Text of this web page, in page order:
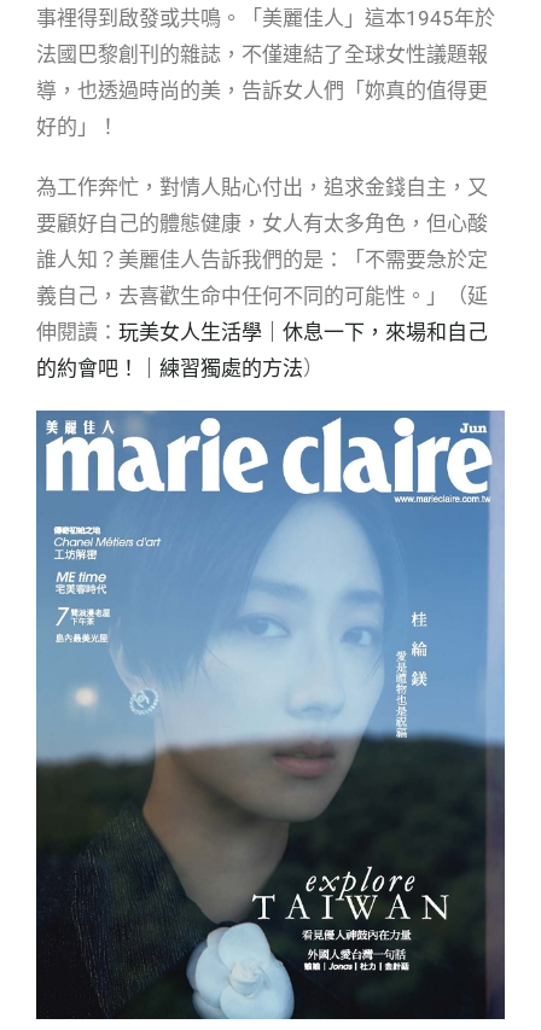
事裡得到啟發或共鳴。「美麗佳人」這本1945年於
法國巴黎創刊的雜誌，不僅連結了全球女性議題報
導，也透過時尚的美，告訴女人們「妳真的值得更
好的」！
為工作奔忙，對情人貼心付出，追求金錢自主，又
要顧好自己的體態健康，女人有太多角色，但心酸
誰人知？美麗佳人告訴我們的是：「不需要急於定
義自己，去喜歡生命中任何不同的可能性。」（延
伸閱讀： 玩美女人生活學｜休息一下，來場和自己
的約會吧！｜練習獨處的方法）